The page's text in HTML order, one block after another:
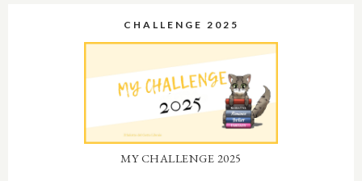
CHALLENGE 2025
MY CHALLENGE 2025